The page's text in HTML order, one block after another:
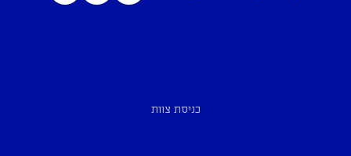
כניסת צוות